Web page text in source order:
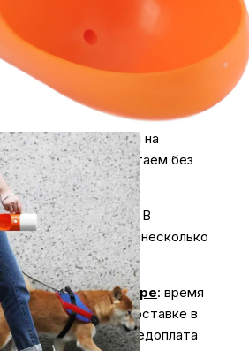
В магазинах мы принимаем к
типов, а также бесконтактные
лиц. Оплата
платежом на
(важно работаем без
получении заказа. В
My Store доступно несколько
по г. Самаре: время
до 20:00. При доставке в
районы возможна предоплата